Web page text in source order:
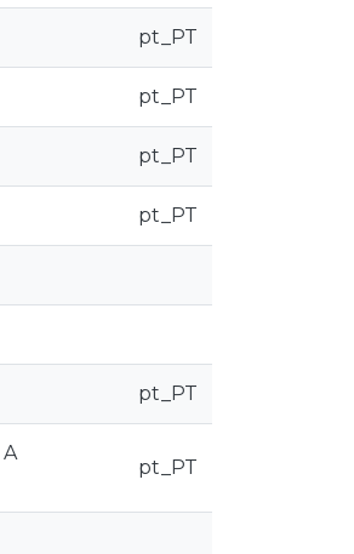
pt_PT
pt_PT
pt_PT
pt_PT
pt_PT
pt_PT